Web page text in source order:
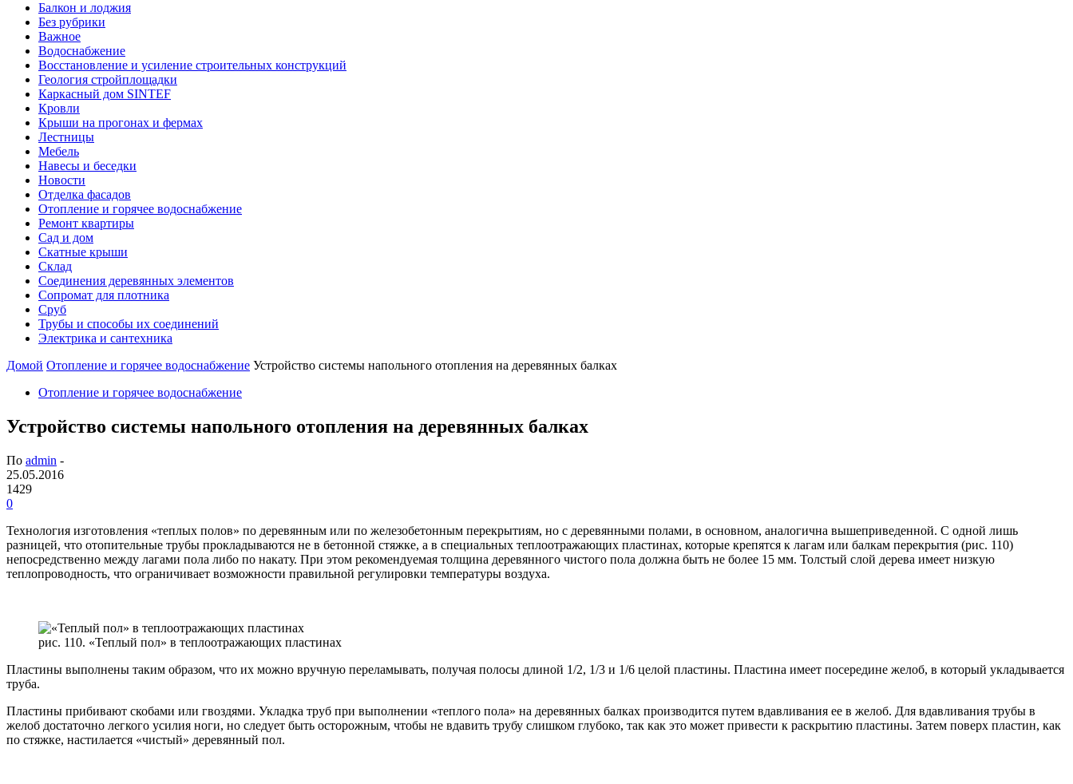
Балкон и лоджия
Без рубрики
Важное
Водоснабжение
Восстановление и усиление строительных конструкций
Геология стройплощадки
Каркасный дом SINTEF
Кровли
Крыши на прогонах и фермах
Лестницы
Мебель
Навесы и беседки
Новости
Отделка фасадов
Отопление и горячее водоснабжение
Ремонт квартиры
Сад и дом
Скатные крыши
Склад
Соединения деревянных элементов
Сопромат для плотника
Сруб
Трубы и способы их соединений
Электрика и сантехника
Домой Отопление и горячее водоснабжение Устройство системы напольного отопления на деревянных балках
Отопление и горячее водоснабжение
Устройство системы напольного отопления на деревянных балках
По admin -
25.05.2016
1429
0
Технология изготовления «теплых полов» по деревянным или по железобетонным перекрытиям, но с деревянными полами, в основном, аналогична вышеприведенной. С одной лишь
разницей, что отопительные трубы прокладываются не в бетонной стяжке, а в специальных теплоотражающих пластинах, которые крепятся к лагам или балкам перекрытия (рис. 110)
непосредственно между лагами пола либо по накату. При этом рекомендуемая толщина деревянного чистого пола должна быть не более 15 мм. Толстый слой дерева имеет низкую
теплопроводность, что ограничивает возможности правильной регулировки температуры воздуха.
рис. 110. «Теплый пол» в теплоотражающих пластинах
Пластины выполнены таким образом, что их можно вручную переламывать, получая полосы длиной 1/2, 1/3 и 1/6 целой пластины. Пластина имеет посередине желоб, в который укладывается
труба.
Пластины прибивают скобами или гвоздями. Укладка труб при выполнении «теплого пола» на деревянных балках производится путем вдавливания ее в желоб. Для вдавливания трубы в
желоб достаточно легкого усилия ноги, но следует быть осторожным, чтобы не вдавить трубу слишком глубоко, так как это может привести к раскрытию пластины. Затем поверх пластин, как
по стяжке, настилается «чистый» деревянный пол.